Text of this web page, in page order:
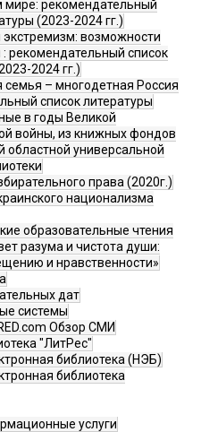
мире: рекомендательный
(2023-2024 гг.)
экстремизм: возможности
рекомендательный список
2024 гг.)
семья – многодетная Россия
список литературы
в годы Великой
войны, из книжных фондов
областной универсальной
права (2020г.)
национализма
образовательные чтения
разума и чистота души:
и нравственности»
дат
системы
Обзор СМИ
"ЛитРес"
библиотека (НЭБ)
библиотека
услуги